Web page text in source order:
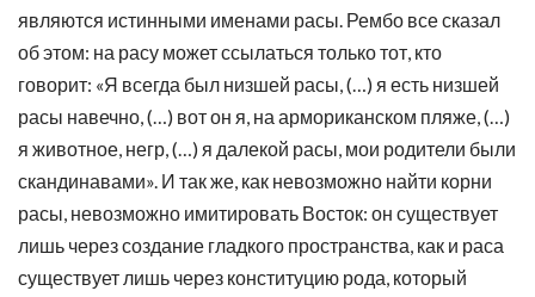
являются истинными именами расы. Рембо все сказал
об этом: на расу может ссылаться только тот, кто
говорит: «Я всегда был низшей расы, (…) я есть низшей
расы навечно, (…) вот он я, на армориканском пляже, (…)
я животное, негр, (…) я далекой расы, мои родители были
скандинавами». И так же, как невозможно найти корни
расы, невозможно имитировать Восток: он существует
лишь через создание гладкого пространства, как и раса
существует лишь через конституцию рода, который